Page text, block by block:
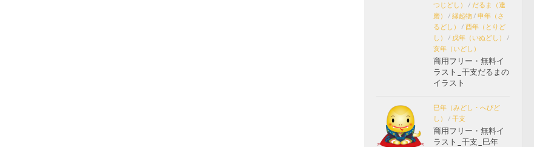
つじどし）
/ だるま（達
磨）
/ 縁起物/ 申年（さ
るどし）
/ 酉年（とりど
し）
/ 戌年（いぬどし）
/
亥年（いどし）
商用フリー・無料イ
ラスト_干支だるまの
イラスト
巳年（みどし・へびど
し）
/ 干支
商用フリー・無料イ
ラスト_干支_巳年